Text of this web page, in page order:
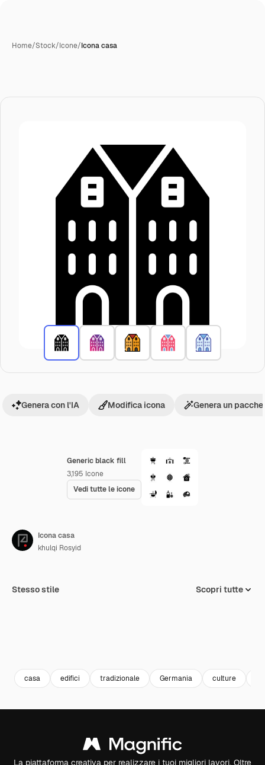
Home/Stock/Icone/Icona casa
Generic black fill
3,195 Icone
Vedi tutte le icone
Genera con l'IA Modifica icona Genera un
Icona casa
khulqi Rosyid
Stesso stile Scopri tutte
casa edifici tradizionale Germania culture
La piattaforma creativa per realizzare i tuoi migliori lavori. Oltre